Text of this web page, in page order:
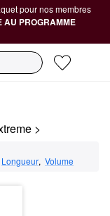
pour nos membres
AU PROGRAMME
>
Longueur, Volume